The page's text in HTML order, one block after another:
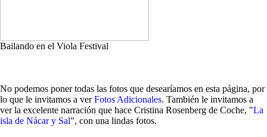
Bailando en el Viola Festival
No podemos poner todas las fotos que desearíamos en esta página, por
lo que le invitamos a verFotos Adicionales. También le invitamos a
ver la excelente narración que hace Cristina Rosenberg de Coche, "La
isla de Nácar y Sal", con una lindas fotos.